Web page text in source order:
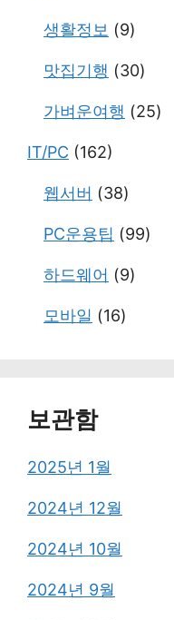
생활정보 (9)
맛집기행 (30)
가벼운여행 (25)
IT/PC (162)
웹서버 (38)
PC운용팁 (99)
하드웨어 (9)
모바일 (16)
보관함
2025년 1월
2024년 12월
2024년 10월
2024년 9월